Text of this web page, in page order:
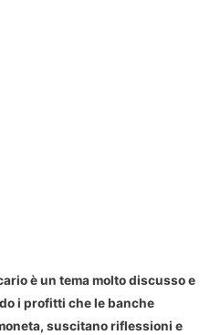
è un tema molto discusso e
i profitti che le banche
suscitano riflessioni e